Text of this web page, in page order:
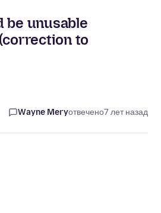
be unusable
to
Wayne Meryотвечено7 лет назад